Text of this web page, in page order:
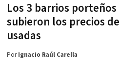
Los 3 barrios
subieron los precios
usadas
PorIgnacio Raúl Carella